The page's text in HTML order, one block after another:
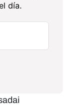
día.